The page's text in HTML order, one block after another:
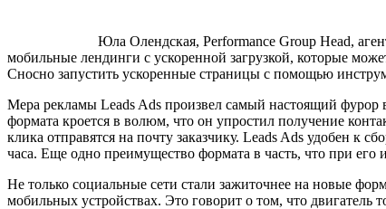
Юла Олендская, Performance Group Head,
мобильные лендинги с ускоренной загрузкой, которые
Сносно запустить ускоренные страницы с помощью
Мера рекламы Leads Ads произвел самый настоящий фурор
формата кроется в волюм, что он упростил получение
клика отправятся на почту заказчику. Leads Ads удобен к
часа. Еще одно преимущество формата в часть, что при его
Не только социальные сети стали зажиточнее на новые
мобильных устройствах. Это говорит о том, что